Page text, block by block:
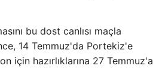
bu dost canlısı maçla
14 Temmuz'da Portekiz'e
için hazırlıklarına 27 Temmuz'a